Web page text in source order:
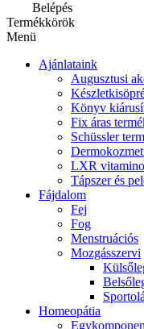
Belépés
Termékkörök
Menü
Ajánlataink
Augusztusi
Könyv
Fix áras
Schüssler
LXR
Tápszer és
Fájdalom
Fej
Fog
Menstruációs
Mozgásszervi
Homeopátia